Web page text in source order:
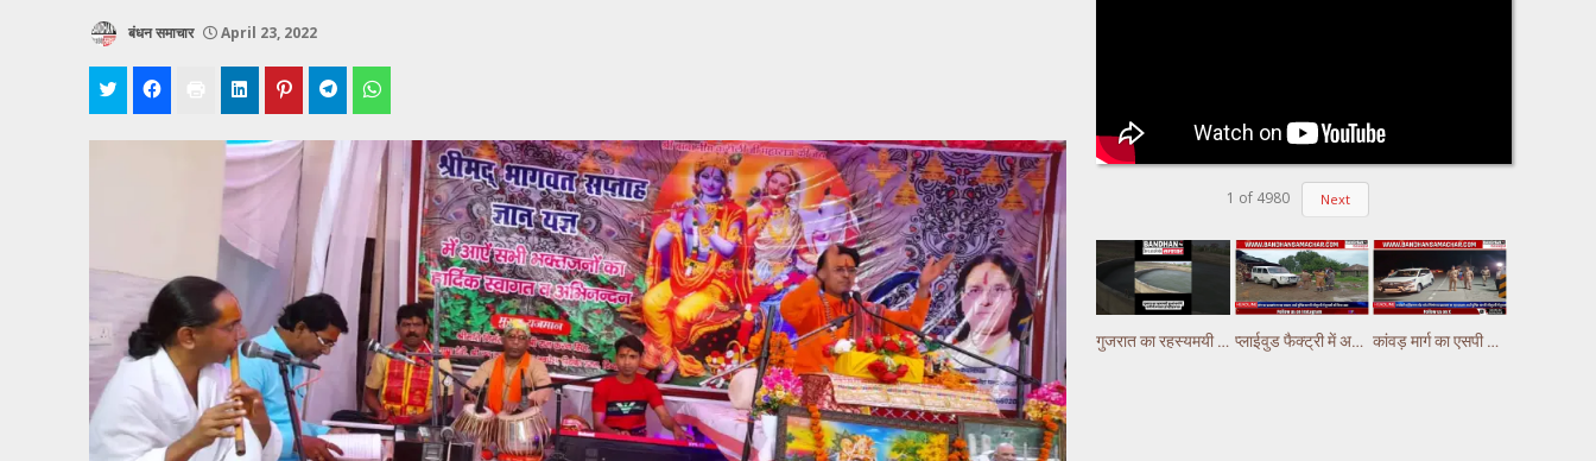
बंधन समाचार April 23, 2022
1 of 4980 Next
गुजरात का रहस्यमयी कुआं चर्चा में, पानी में लगातार हो रही हलचल #gujarat प्लाईवुड फैक्ट्री में अचानक लगी भीषण आग, लाखों का नुकसान कांवड़ मार्ग का एसपी अभिषेक झा ने किया निरीक्षण,पुलिस ड्यूटी पर तैनात अस्थाई चौकियो का किया निरीक्षण